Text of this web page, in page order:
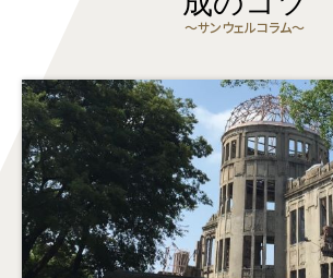
〜サンウェルコラム〜